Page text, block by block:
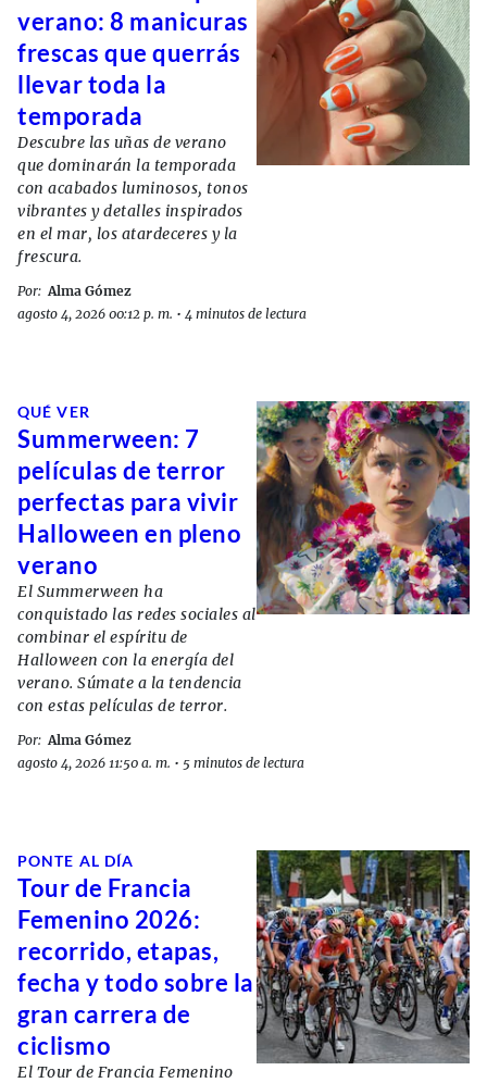
verano: 8 manicuras
frescas que querrás
llevar toda la
temporada
Descubre las uñas de verano
que dominarán la temporada
con acabados luminosos, tonos
vibrantes y detalles inspirados
en el mar, los atardeceres y la
frescura.
Por: Alma Gómez
agosto 4, 2026 00:12 p. m. • 4 minutos de lectura
QUÉ VER
Summerween: 7
películas de terror
perfectas para vivir
Halloween en pleno
verano
El Summerween ha
conquistado las redes sociales al
combinar el espíritu de
Halloween con la energía del
verano. Súmate a la tendencia
con estas películas de terror.
Por: Alma Gómez
agosto 4, 2026 11:50 a. m. • 5 minutos de lectura
PONTE AL DÍA
Tour de Francia
Femenino 2026:
recorrido, etapas,
fecha y todo sobre la
gran carrera de
ciclismo
El Tour de Francia Femenino